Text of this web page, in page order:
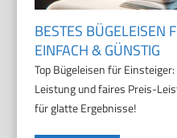
BESTES BÜGELEISEN
EINFACH & GÜNSTIG
Top Bügeleisen für
Leistung und faires Preis-
für glatte Ergebnisse!